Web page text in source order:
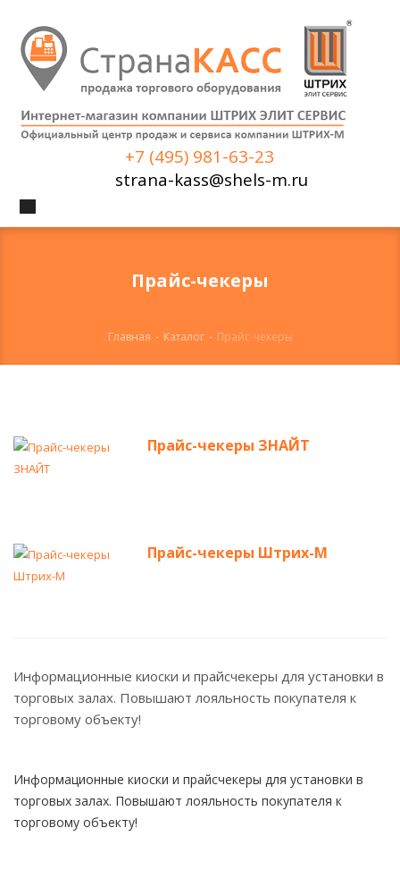
+7 (495) 981-63-23
strana-kass@shels-m.ru
Прайс-чекеры
Главная - Каталог - Прайс-чекеры
Прайс-чекеры ЗНАЙТ
Прайс-чекеры Штрих-М
Информационные киоски и прайсчекеры для установки в
торговых залах. Повышают лояльность покупателя к
торговому объекту!
Информационные киоски и прайсчекеры для установки в
торговых залах. Повышают лояльность покупателя к
торговому объекту!